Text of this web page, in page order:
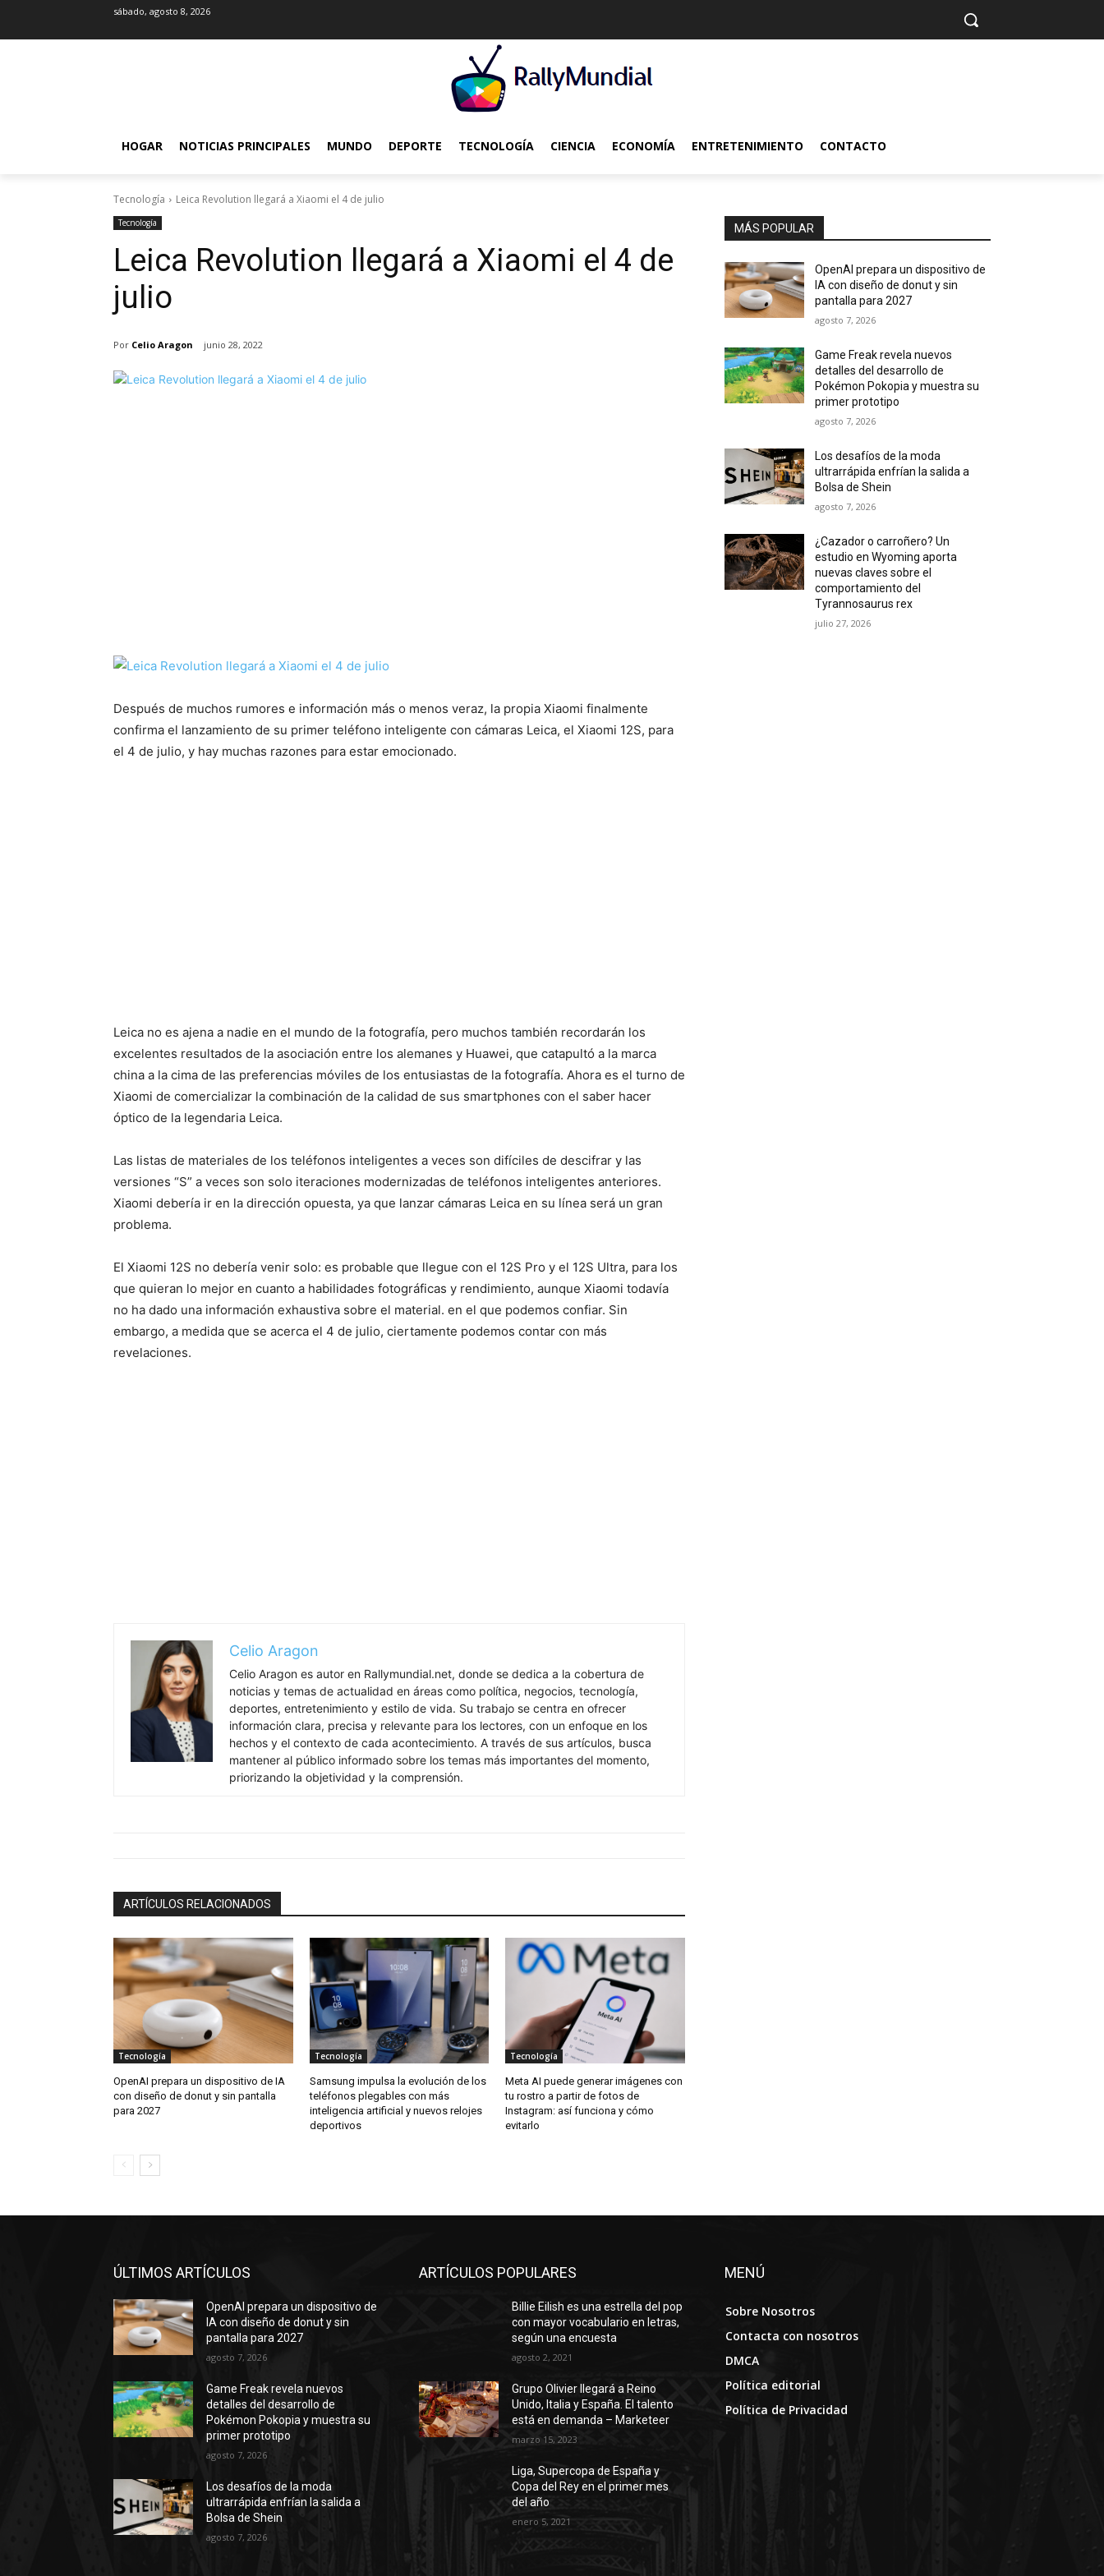
sábado, agosto 8, 2026
HOGAR NOTICIAS PRINCIPALES MUNDO DEPORTE TECNOLOGÍA CIENCIA ECONOMÍA ENTRETENIMIENTO CONTACTO
Tecnología Leica Revolution llegará a Xiaomi el 4 de julio
Tecnología
Leica Revolution llegará a Xiaomi el 4 de
julio
Por Celio Aragon junio 28, 2022
Después de muchos rumores e información más o menos veraz, la propia Xiaomi finalmente
confirma el lanzamiento de su primer teléfono inteligente con cámaras Leica, el Xiaomi 12S, para
el 4 de julio, y hay muchas razones para estar emocionado.
Leica no es ajena a nadie en el mundo de la fotografía, pero muchos también recordarán los
excelentes resultados de la asociación entre los alemanes y Huawei, que catapultó a la marca
china a la cima de las preferencias móviles de los entusiastas de la fotografía. Ahora es el turno de
Xiaomi de comercializar la combinación de la calidad de sus smartphones con el saber hacer
óptico de la legendaria Leica.
Las listas de materiales de los teléfonos inteligentes a veces son difíciles de descifrar y las
versiones “S” a veces son solo iteraciones modernizadas de teléfonos inteligentes anteriores.
Xiaomi debería ir en la dirección opuesta, ya que lanzar cámaras Leica en su línea será un gran
problema.
El Xiaomi 12S no debería venir solo: es probable que llegue con el 12S Pro y el 12S Ultra, para los
que quieran lo mejor en cuanto a habilidades fotográficas y rendimiento, aunque Xiaomi todavía
no ha dado una información exhaustiva sobre el material. en el que podemos confiar. Sin
embargo, a medida que se acerca el 4 de julio, ciertamente podemos contar con más
revelaciones.
Celio Aragon
Celio Aragon es autor en Rallymundial.net, donde se dedica a la cobertura de
noticias y temas de actualidad en áreas como política, negocios, tecnología,
deportes, entretenimiento y estilo de vida. Su trabajo se centra en ofrecer
información clara, precisa y relevante para los lectores, con un enfoque en los
hechos y el contexto de cada acontecimiento. A través de sus artículos, busca
mantener al público informado sobre los temas más importantes del momento,
priorizando la objetividad y la comprensión.
ARTÍCULOS RELACIONADOS
Tecnología
OpenAI prepara un dispositivo de IA
con diseño de donut y sin pantalla
para 2027
Tecnología
Samsung impulsa la evolución de los
teléfonos plegables con más
inteligencia artificial y nuevos relojes
deportivos
Tecnología
Meta AI puede generar imágenes con
tu rostro a partir de fotos de
Instagram: así funciona y cómo
evitarlo
MÁS POPULAR
OpenAI prepara un dispositivo de
IA con diseño de donut y sin
pantalla para 2027
agosto 7, 2026
Game Freak revela nuevos
detalles del desarrollo de
Pokémon Pokopia y muestra su
primer prototipo
agosto 7, 2026
Los desafíos de la moda
ultrarrápida enfrían la salida a
Bolsa de Shein
agosto 7, 2026
¿Cazador o carroñero? Un
estudio en Wyoming aporta
nuevas claves sobre el
comportamiento del
Tyrannosaurus rex
julio 27, 2026
ÚLTIMOS ARTÍCULOS
OpenAI prepara un dispositivo de
IA con diseño de donut y sin
pantalla para 2027
agosto 7, 2026
Game Freak revela nuevos
detalles del desarrollo de
Pokémon Pokopia y muestra su
primer prototipo
agosto 7, 2026
Los desafíos de la moda
ultrarrápida enfrían la salida a
Bolsa de Shein
agosto 7, 2026
ARTÍCULOS POPULARES
Billie Eilish es una estrella del pop
con mayor vocabulario en letras,
según una encuesta
agosto 2, 2021
Grupo Olivier llegará a Reino
Unido, Italia y España. El talento
está en demanda – Marketeer
marzo 15, 2023
Liga, Supercopa de España y
Copa del Rey en el primer mes
del año
enero 5, 2021
MENÚ
Sobre Nosotros
Contacta con nosotros
DMCA
Política editorial
Política de Privacidad